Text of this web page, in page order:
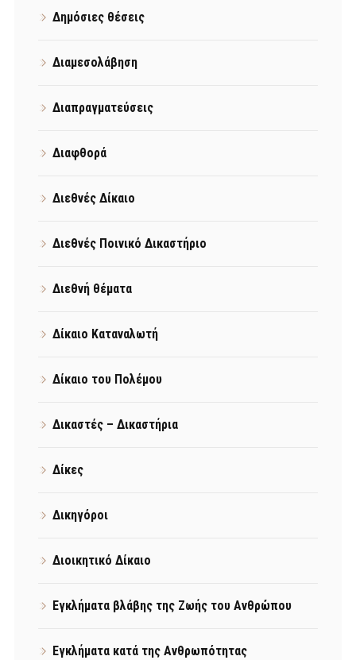
Δημόσιες θέσεις
Διαμεσολάβηση
Διαπραγματεύσεις
Διαφθορά
Διεθνές Δίκαιο
Διεθνές Ποινικό Δικαστήριο
Διεθνή θέματα
Δίκαιο Καταναλωτή
Δίκαιο του Πολέμου
Δικαστές – Δικαστήρια
Δίκες
Δικηγόροι
Διοικητικό Δίκαιο
Εγκλήματα βλάβης της Ζωής του Ανθρώπου
Εγκλήματα κατά της Ανθρωπότητας